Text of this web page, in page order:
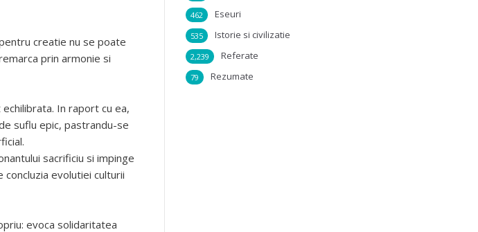
creatie nu se poate
prin armonie si
In raport cu ea,
suflu epic, pastrandu-se
sacrificiu si impinge
evolutiei culturii
evoca solidaritatea
Eseuri
462
Istorie si civilizatie
535
Referate
2,239
Rezumate
79